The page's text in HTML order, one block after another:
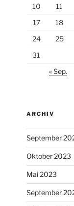
10
11
17
18
24
25
31
« Sep.
ARCHIV
September
Oktober 2023
Mai 2023
September